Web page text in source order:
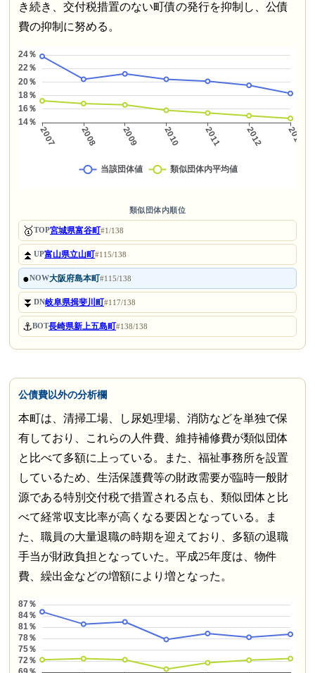
き続き、交付税措置のない町債の発行を抑制し、公債
費の抑制に努める。
類似団体内順位
🥇TOP宮城県富谷町#1/138
⏫UP富山県立山町#115/138
●NOW大阪府島本町#115/138
⏬DN岐阜県揖斐川町#117/138
⚓BOT長崎県新上五島町#138/138
公債費以外の分析欄
本町は、清掃工場、し尿処理場、消防などを単独で保
有しており、これらの人件費、維持補修費が類似団体
と比べて多額に上っている。また、福祉事務所を設置
しているため、生活保護費等の財政需要が臨時一般財
源である特別交付税で措置される点も、類似団体と比
べて経常収支比率が高くなる要因となっている。ま
た、職員の大量退職の時期を迎えており、多額の退職
手当が財政負担となっていた。平成25年度は、物件
費、繰出金などの増額により増となった。